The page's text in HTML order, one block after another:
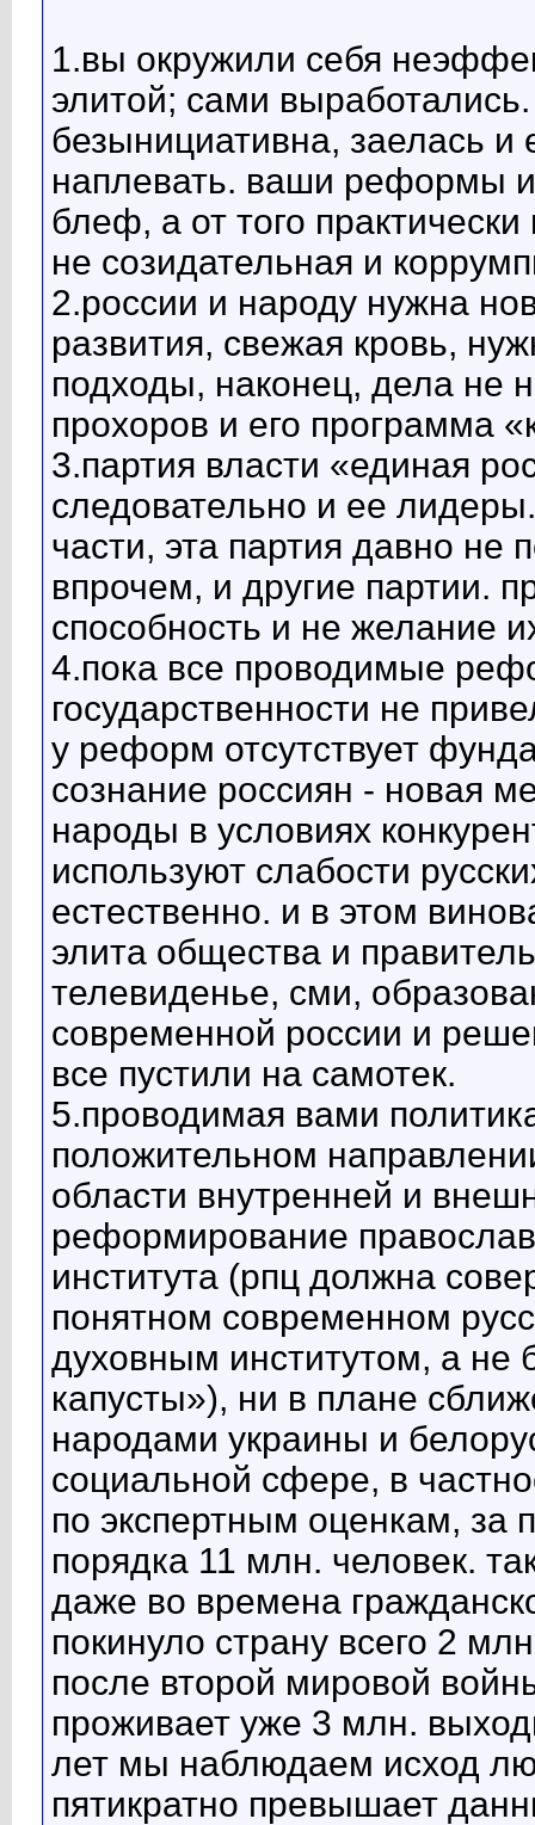
1.вы окружили себя
элитой; сами
безынициативна, заелась
наплевать. ваши реформы
блеф, а от того
не созидательная и
2.россии и народу нужна
развития, свежая кровь,
подходы, наконец, дела не
прохоров и его программа
3.партия власти «единая
следовательно и ее
части, эта партия давно не
впрочем, и другие партии.
способность и не желание
4.пока все проводимые
государственности не
у реформ отсутствует
сознание россиян - новая
народы в условиях
используют слабости
естественно. и в этом
элита общества и
телевиденье, сми,
современной россии и
все пустили на самотек.
5.проводимая вами
положительном
области внутренней и
реформирование
института (рпц должна
понятном современном
духовным институтом, а не
капусты»), ни в плане
народами украины и
социальной сфере, в
по экспертным оценкам, за
порядка 11 млн. человек.
даже во времена
покинуло страну всего 2
после второй мировой
проживает уже 3 млн.
лет мы наблюдаем исход
пятикратно превышает